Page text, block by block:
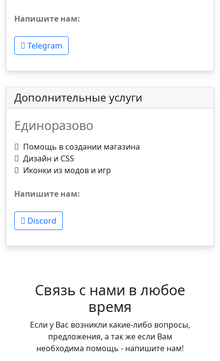
Напишите нам:
Telegram
Дополнительные услуги
Единоразово
Помощь в создании магазина
Дизайн и CSS
Иконки из модов и игр
Напишите нам:
Discord
Связь с нами в любое
время
Если у Вас возникли какие-либо вопросы,
предложения, а так же если Вам
необходима помощь - напишите нам!